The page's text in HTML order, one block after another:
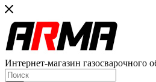
Интернет-магазин газосварочного